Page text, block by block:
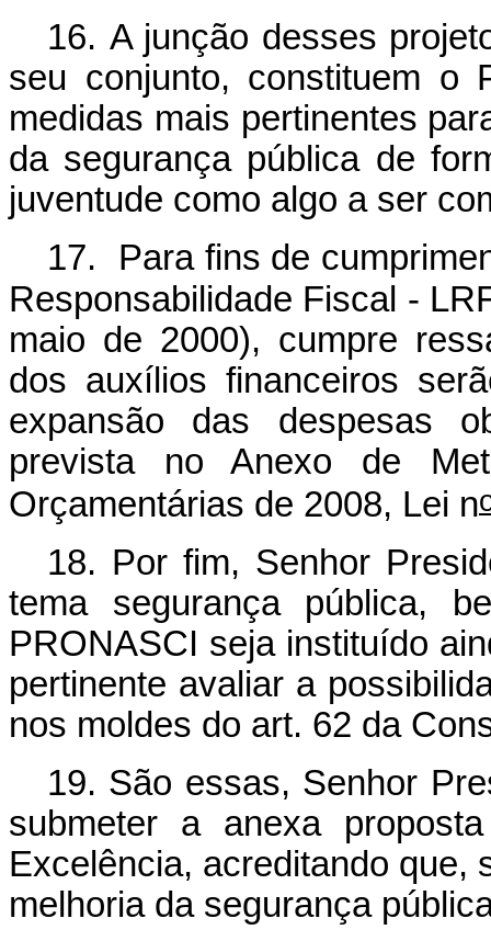
16. A junção desses
seu conjunto, constituem o
medidas mais pertinentes
da segurança pública de
juventude como algo a ser
17. Para fins de
Responsabilidade Fiscal -
maio de 2000), cumpre
dos auxílios financeiros
expansão das despesas
prevista no Anexo de
Orçamentárias de 2008, Lei n
18. Por fim, Senhor
tema segurança pública,
PRONASCI seja instituído
pertinente avaliar a
nos moldes do art. 62 da
19. São essas, Senhor
submeter a anexa
Excelência, acreditando que,
melhoria da segurança